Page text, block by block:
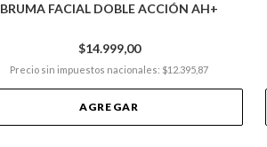
BRUMA FACIAL DOBLE ACCIÓN AH+
$14.999,00
Precio sin impuestos nacionales: $12.395,87
AGREGAR